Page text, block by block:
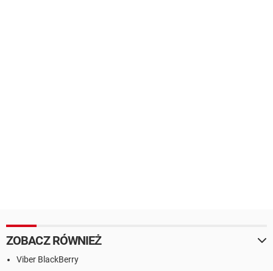
ZOBACZ RÓWNIEŻ
Viber BlackBerry